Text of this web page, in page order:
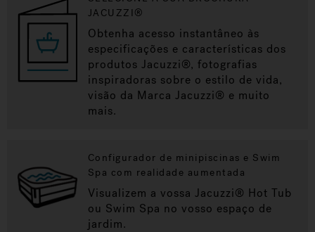
JACUZZI®
Obtenha acesso instantâneo às
especificações e características dos
produtos Jacuzzi®, fotografias
inspiradoras sobre o estilo de vida,
visão da Marca Jacuzzi® e muito
mais.
Configurador de minipiscinas e Swim
Spa com realidade aumentada
Visualizem a vossa Jacuzzi® Hot Tub
ou Swim Spa no vosso espaço de
jardim.